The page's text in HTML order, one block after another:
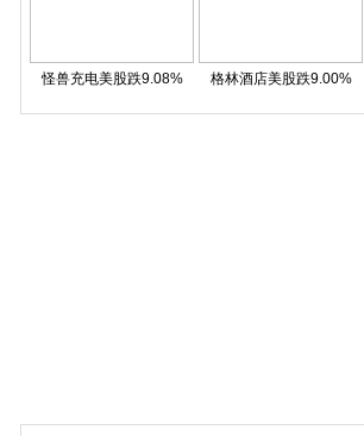
怪兽充电美股跌9.08% 格林酒店美股跌9.00%